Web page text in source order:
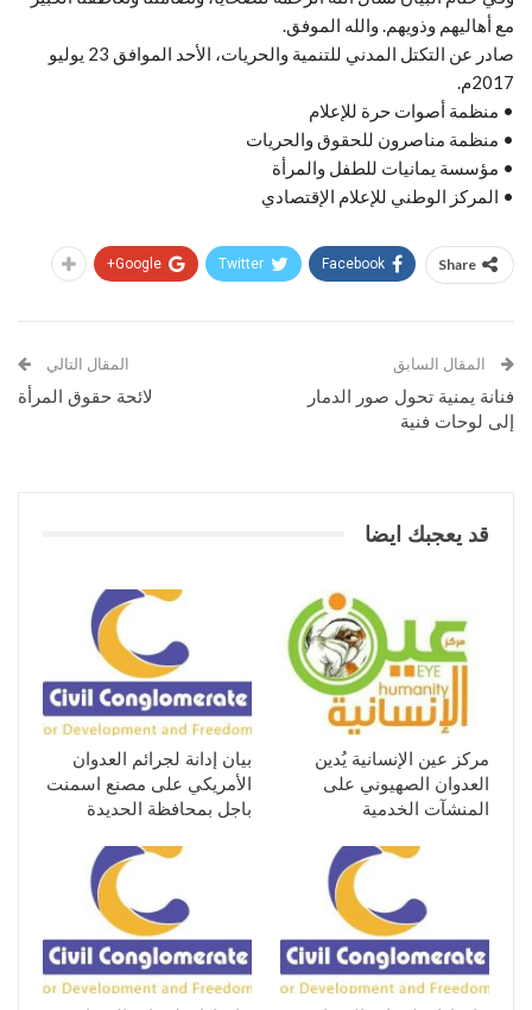
مع أهاليهم وذويهم. والله الموفق.
صادر عن التكتل المدني للتنمية والحريات، الأحد الموافق 23 يوليو
2017م.
• منظمة أصوات حرة للإعلام
• منظمة مناصرون للحقوق والحريات
• مؤسسة يمانيات للطفل والمرأة
• المركز الوطني للإعلام الإقتصادي
Share
Facebook
Twitter
Google+
المقال السابق
فنانة يمنية تحول صور الدمار
إلى لوحات فنية
المقال التالي
لائحة حقوق المرأة
قد يعجبك ايضا
مركز عين الإنسانية يُدين
العدوان الصهيوني على
المنشآت الخدمية
بيان إدانة لجرائم العدوان
الأمريكي على مصنع اسمنت
باجل بمحافظة الحديدة